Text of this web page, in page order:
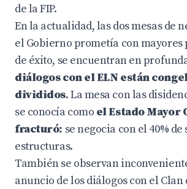
de la FIP.
En la actualidad, las dos mesas de
el Gobierno prometía con
de éxito, se encuentran en
diálogos con el ELN están
divididos. La mesa con las
se conocía como el Estado Mayor
fracturó: se negocia con el 40% de
estructuras.
También se observan
anuncio de los diálogos con el Clan